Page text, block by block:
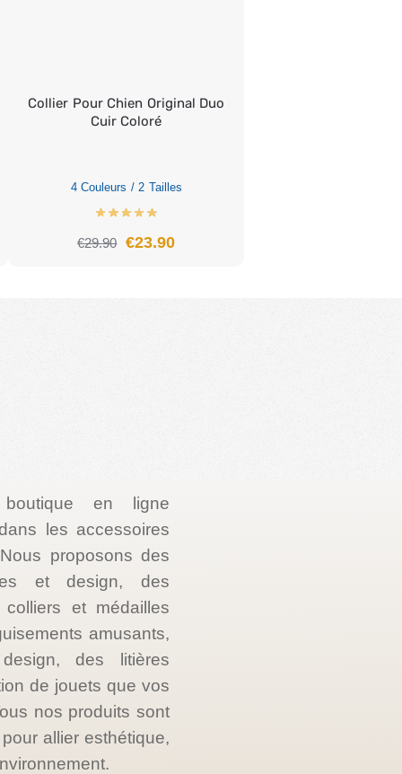
Collier Pour Chien Original Duo
Cuir Coloré
4 Couleurs / 2 Tailles
€29.90 €23.90
en ligne
les accessoires
proposons des
et design, des
et médailles
amusants,
des litières
de jouets que vos
nos produits sont
allier esthétique,